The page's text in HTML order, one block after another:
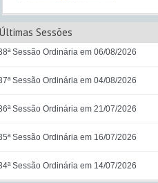
Últimas Sessões
Sessão Ordinária em 06/08/2026
Sessão Ordinária em 04/08/2026
Sessão Ordinária em 21/07/2026
Sessão Ordinária em 16/07/2026
Sessão Ordinária em 14/07/2026